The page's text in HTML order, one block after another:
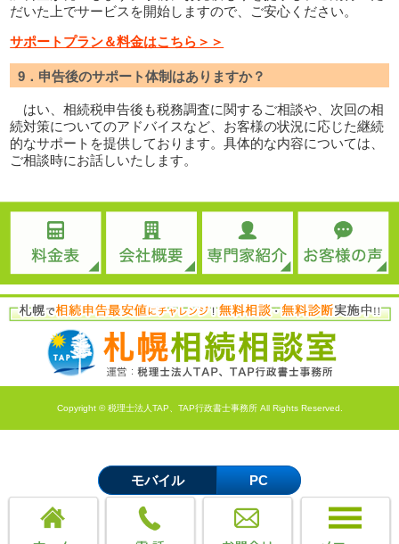
だいた上でサービスを開始しますので、ご安心ください。
サポートプラン＆料金はこちら＞＞
9．申告後のサポート体制はありますか？
はい、相続税申告後も税務調査に関するご相談や、次回の相
続対策についてのアドバイスなど、お客様の状況に応じた継続
的なサポートを提供しております。具体的な内容については、
ご相談時にお話しいたします。
Copyright © 税理士法人TAP、TAP行政書士事務所 All Rights Reserved.
モバイル PC